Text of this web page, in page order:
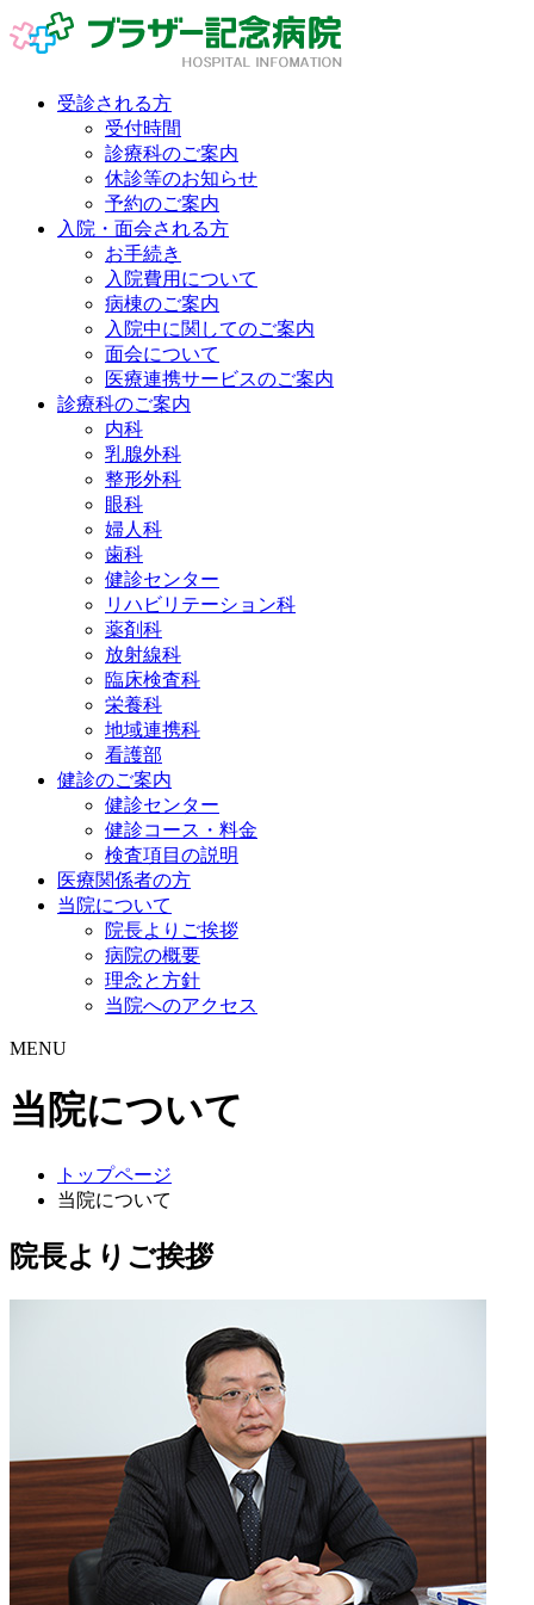
受診される方
受付時間
診療科のご案内
休診等のお知らせ
予約のご案内
入院・面会される方
お手続き
入院費用について
病棟のご案内
入院中に関してのご案内
面会について
医療連携サービスのご案内
診療科のご案内
内科
乳腺外科
整形外科
眼科
婦人科
歯科
健診センター
リハビリテーション科
薬剤科
放射線科
臨床検査科
栄養科
地域連携科
看護部
健診のご案内
健診センター
健診コース・料金
検査項目の説明
医療関係者の方
当院について
院長よりご挨拶
病院の概要
理念と方針
当院へのアクセス
MENU
当院について
トップページ
当院について
院長よりご挨拶